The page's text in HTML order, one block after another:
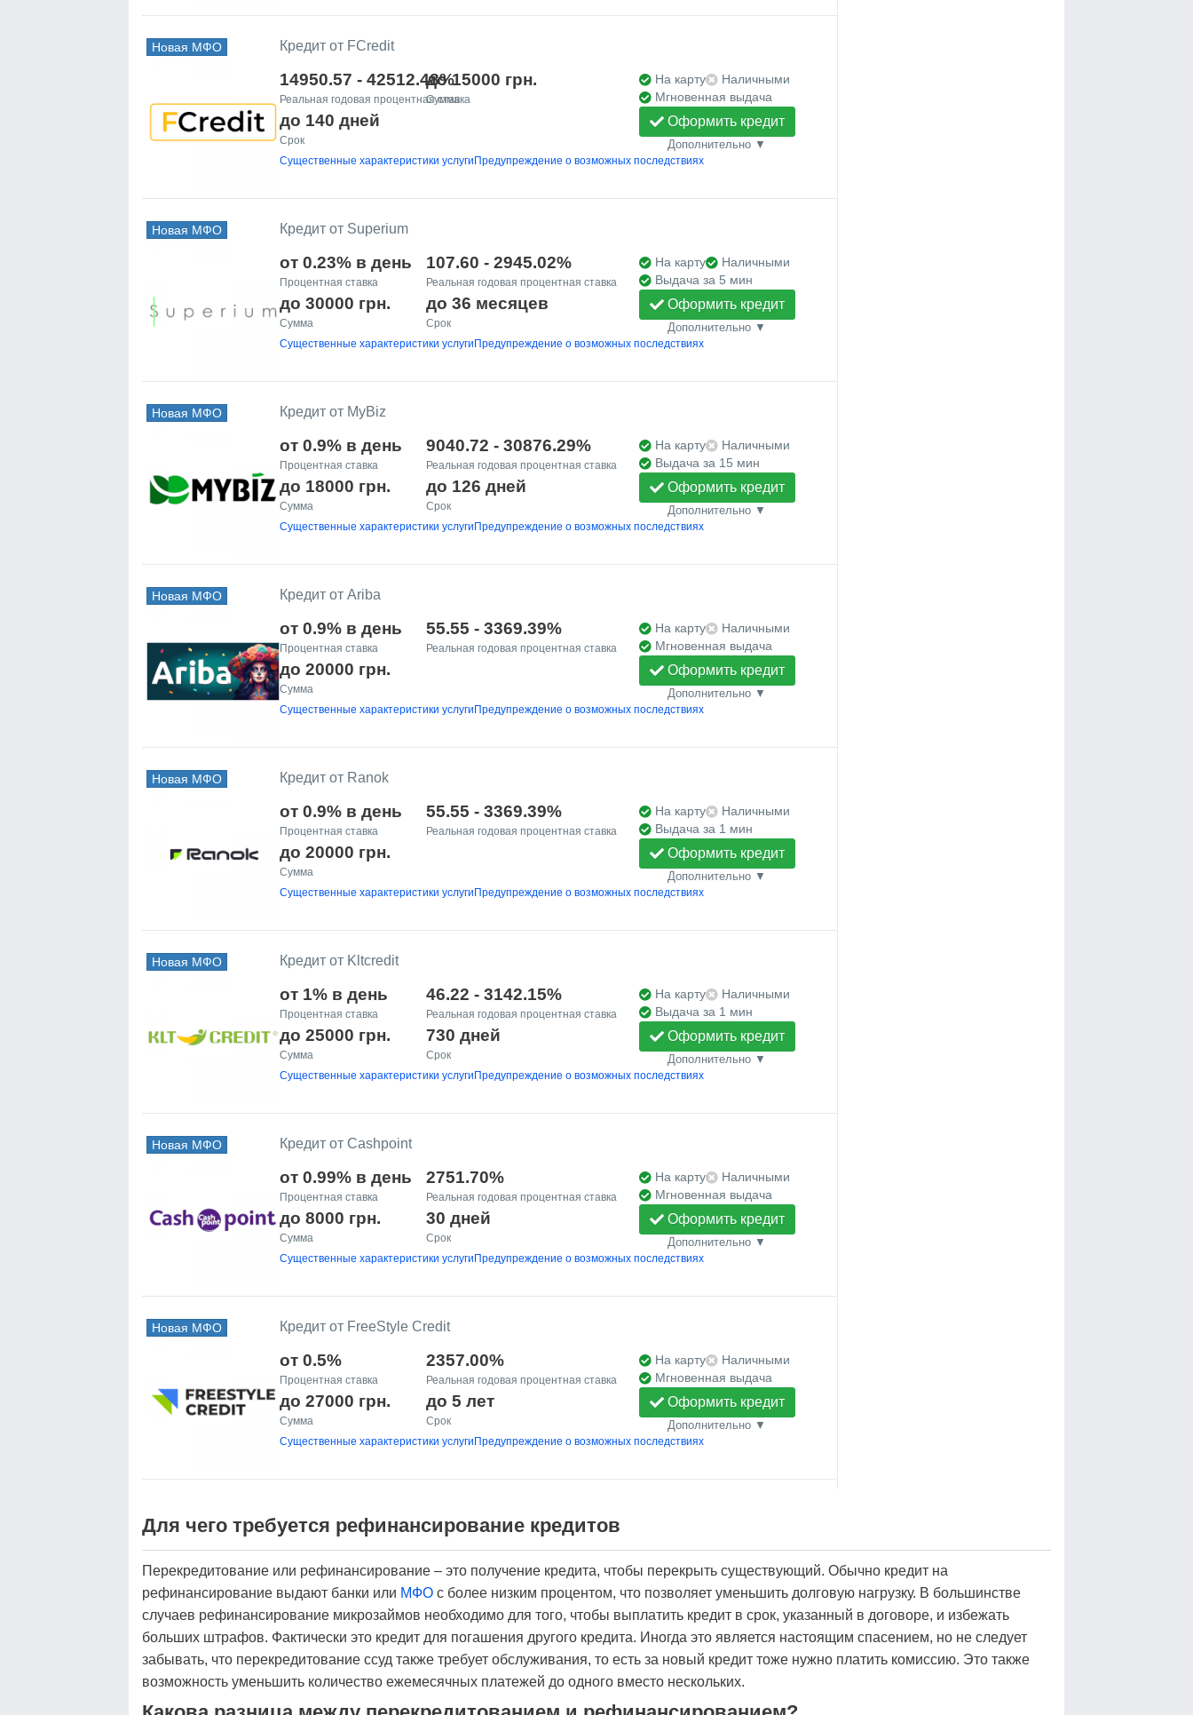
Новая МФО Кредит от FCredit
14950.57 - 42512.48%
Реальная годовая процентная ставка
до 15000 грн.
Сумма
до 140 дней
Срок
На карту
Наличными
Мгновенная выдача
Оформить кредит
Дополнительно ▼
Существенные характеристики услугиПредупреждение о возможных последствиях
Новая МФО Кредит от Superium
от 0.23% в день
Процентная ставка
107.60 - 2945.02%
Реальная годовая процентная ставка
до 30000 грн.
Сумма
до 36 месяцев
Срок
На карту
Наличными
Выдача за 5 мин
Оформить кредит
Дополнительно ▼
Существенные характеристики услугиПредупреждение о возможных последствиях
Новая МФО Кредит от MyBiz
от 0.9% в день
Процентная ставка
9040.72 - 30876.29%
Реальная годовая процентная ставка
до 18000 грн.
Сумма
до 126 дней
Срок
На карту
Наличными
Выдача за 15 мин
Оформить кредит
Дополнительно ▼
Существенные характеристики услугиПредупреждение о возможных последствиях
Новая МФО Кредит от Ariba
от 0.9% в день
Процентная ставка
55.55 - 3369.39%
Реальная годовая процентная ставка
до 20000 грн.
Сумма
На карту
Наличными
Мгновенная выдача
Оформить кредит
Дополнительно ▼
Существенные характеристики услугиПредупреждение о возможных последствиях
Новая МФО Кредит от Ranok
от 0.9% в день
Процентная ставка
55.55 - 3369.39%
Реальная годовая процентная ставка
до 20000 грн.
Сумма
На карту
Наличными
Выдача за 1 мин
Оформить кредит
Дополнительно ▼
Существенные характеристики услугиПредупреждение о возможных последствиях
Новая МФО Кредит от Kltcredit
от 1% в день
Процентная ставка
46.22 - 3142.15%
Реальная годовая процентная ставка
до 25000 грн.
Сумма
730 дней
Срок
На карту
Наличными
Выдача за 1 мин
Оформить кредит
Дополнительно ▼
Существенные характеристики услугиПредупреждение о возможных последствиях
Новая МФО Кредит от Cashpoint
от 0.99% в день
Процентная ставка
2751.70%
Реальная годовая процентная ставка
до 8000 грн.
Сумма
30 дней
Срок
На карту
Наличными
Мгновенная выдача
Оформить кредит
Дополнительно ▼
Существенные характеристики услугиПредупреждение о возможных последствиях
Новая МФО Кредит от FreeStyle Credit
от 0.5%
Процентная ставка
2357.00%
Реальная годовая процентная ставка
до 27000 грн.
Сумма
до 5 лет
Срок
На карту
Наличными
Мгновенная выдача
Оформить кредит
Дополнительно ▼
Существенные характеристики услугиПредупреждение о возможных последствиях
Для чего требуется рефинансирование кредитов
Перекредитование или рефинансирование – это получение кредита, чтобы перекрыть существующий. Обычно кредит на
рефинансирование выдают банки или МФО с более низким процентом, что позволяет уменьшить долговую нагрузку. В большинстве
случаев рефинансирование микрозаймов необходимо для того, чтобы выплатить кредит в срок, указанный в договоре, и избежать
больших штрафов. Фактически это кредит для погашения другого кредита. Иногда это является настоящим спасением, но не следует
забывать, что перекредитование ссуд также требует обслуживания, то есть за новый кредит тоже нужно платить комиссию. Это также
возможность уменьшить количество ежемесячных платежей до одного вместо нескольких.